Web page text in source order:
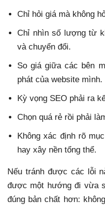
Chỉ hỏi giá mà không
Chỉ nhìn số lượng từ
và chuyển đổi.
So giá giữa các bên
phát của website mình.
Kỳ vọng SEO phải ra
Chọn quá rẻ rồi phải
Không xác định rõ
hay xây nền tổng thể.
Nếu tránh được các lỗi
được một hướng đi vừa
đúng bản chất hơn: